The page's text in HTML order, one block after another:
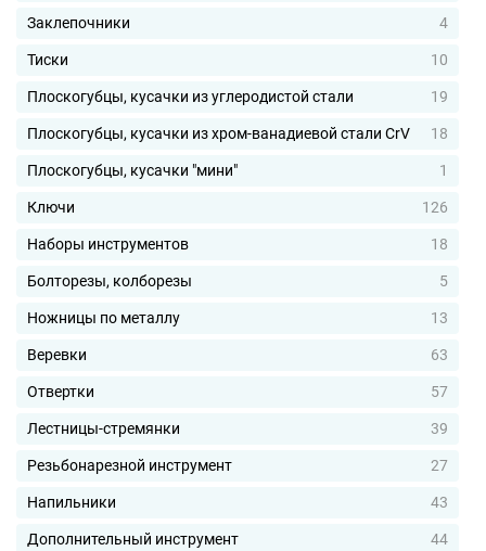
Заклепочники 4
Тиски 10
Плоскогубцы, кусачки из углеродистой стали 19
Плоскогубцы, кусачки из хром-ванадиевой стали CrV 18
Плоскогубцы, кусачки "мини" 1
Ключи 126
Наборы инструментов 18
Болторезы, колборезы 5
Ножницы по металлу 13
Веревки 63
Отвертки 57
Лестницы-стремянки 39
Резьбонарезной инструмент 27
Напильники 43
Дополнительный инструмент 44